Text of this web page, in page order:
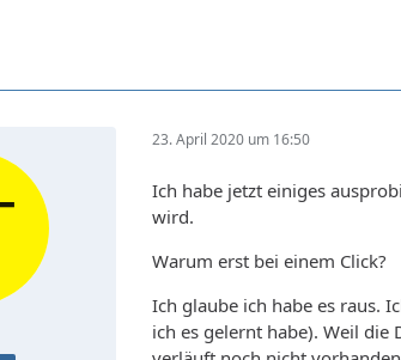
23. April 2020 um 16:50
Ich habe jetzt einiges
wird.
Warum erst bei einem Click?
Ich glaube ich habe es raus.
ich es gelernt habe). Weil